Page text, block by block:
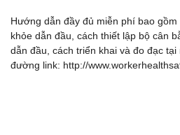
Hướng dẫn đầy đủ miễn phí bao
khỏe dẫn đầu, cách thiết lập bộ cân
dẫn đầu, cách triển khai và đo đạc
đường link: http://